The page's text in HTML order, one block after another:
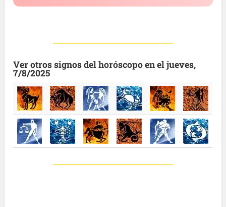
Ver otros signos del horóscopo en el jueves,
7/8/2025